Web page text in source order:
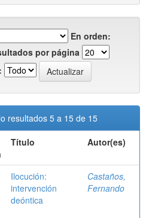
En orden:
por página
resultados 5 a 15 de 15
Título Autor(es)
Ilocución:
intervención
deóntica
Castaños,
Fernando